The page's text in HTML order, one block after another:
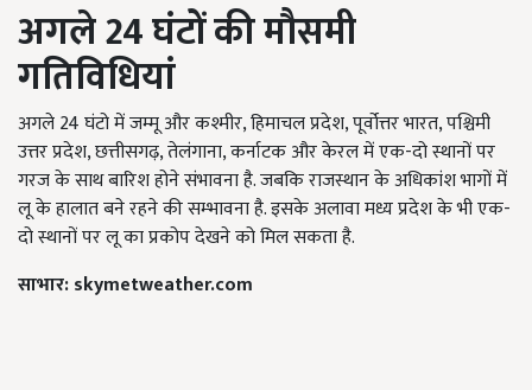
अगले 24घंटों की मौसमी
गतिविधियां
अगले 24 घंटो में जम्मू और कश्मीर, हिमाचल प्रदेश, पूर्वोत्तर भारत, पश्चिमी
उत्तर प्रदेश, छत्तीसगढ़, तेलंगाना, कर्नाटक और केरल में एक-दो स्थानों पर
गरज के साथ बारिश होने संभावना है. जबकि राजस्थान के अधिकांश भागों में
लू के हालात बने रहने की सम्भावना है. इसके अलावा मध्य प्रदेश के भी एक-
दो स्थानों पर लू का प्रकोप देखने को मिल सकता है.
साभार: skymetweather.com